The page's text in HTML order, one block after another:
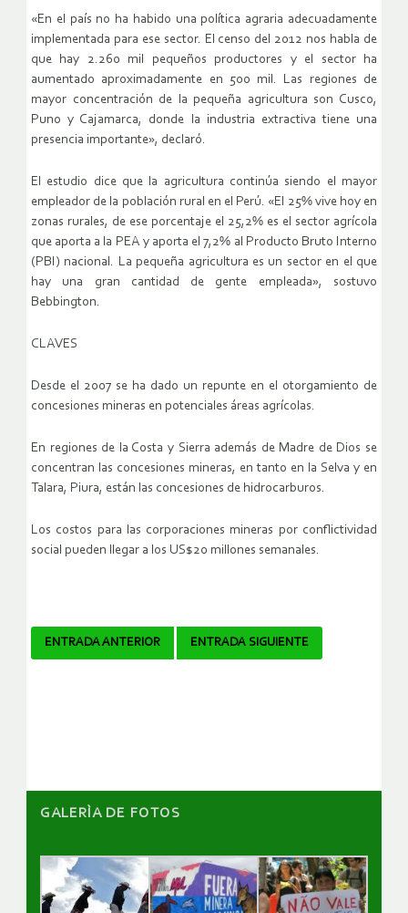
«En el país no ha habido una política agraria adecuadamente
implementada para ese sector. El censo del 2012 nos habla de
que hay 2.260 mil pequeños productores y el sector ha
aumentado aproximadamente en 500 mil. Las regiones de
mayor concentración de la pequeña agricultura son Cusco,
Puno y Cajamarca, donde la industria extractiva tiene una
presencia importante», declaró.
El estudio dice que la agricultura continúa siendo el mayor
empleador de la población rural en el Perú. «El 25% vive hoy en
zonas rurales, de ese porcentaje el 25,2% es el sector agrícola
que aporta a la PEA y aporta el 7,2% al Producto Bruto Interno
(PBI) nacional. La pequeña agricultura es un sector en el que
hay una gran cantidad de gente empleada», sostuvo
Bebbington.
CLAVES
Desde el 2007 se ha dado un repunte en el otorgamiento de
concesiones mineras en potenciales áreas agrícolas.
En regiones de la Costa y Sierra además de Madre de Dios se
concentran las concesiones mineras, en tanto en la Selva y en
Talara, Piura, están las concesiones de hidrocarburos.
Los costos para las corporaciones mineras por conflictividad
social pueden llegar a los US$20 millones semanales.
Navegador
ENTRADA ANTERIOR ENTRADA SIGUIENTE
GALERÌA DE FOTOS